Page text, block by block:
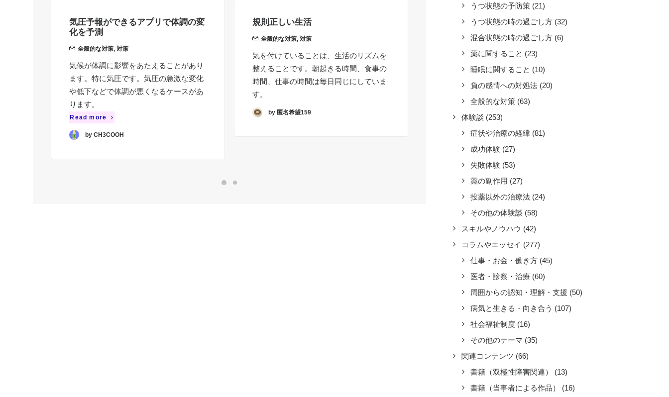
気圧予報ができるアプリで体調の変
化を予測
全般的な対策, 対策
気候が体調に影響をあたえることがあり
ます。特に気圧です。気圧の急激な変化
や低下などで体調が悪くなるケースがあ
ります。
Read more
by CH3COOH
規則正しい生活
全般的な対策, 対策
気を付けていることは、生活のリズムを
整えることです。朝起きる時間、食事の
時間、仕事の時間は毎日同じにしていま
す。
by 匿名希望159
行動のルーティーン化を実践
全般的な対策, 対策
体調や精神状態をとにかく安定させるよ
う行動のルーティーン化に努めていま
す。具体的には仕事は決まった時間から
うつ状態の予防策 (21)
うつ状態の時の過ごし方 (32)
混合状態の時の過ごし方 (6)
薬に関すること (23)
睡眠に関すること (10)
負の感情への対処法 (20)
全般的な対策 (63)
体験談 (253)
症状や治療の経緯 (81)
成功体験 (27)
失敗体験 (53)
薬の副作用 (27)
投薬以外の治療法 (24)
その他の体験談 (58)
スキルやノウハウ (42)
コラムやエッセイ (277)
仕事・お金・働き方 (45)
医者・診察・治療 (60)
周囲からの認知・理解・支援 (50)
病気と生きる・向き合う (107)
社会福祉制度 (16)
その他のテーマ (35)
関連コンテンツ (66)
書籍（双極性障害関連）
(13)
書籍（当事者による作品）
(16)